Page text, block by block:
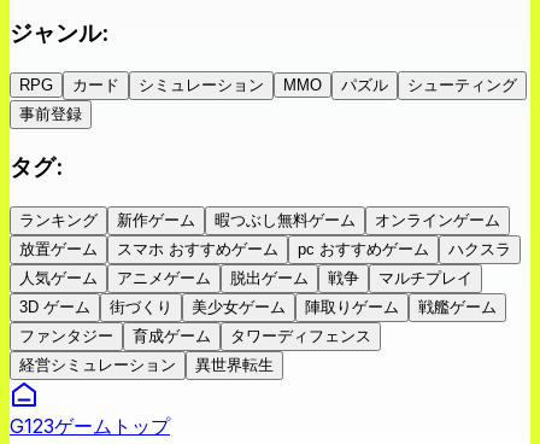
ジャンル:
RPG カード シミュレーション MMO パズル
シューティング
事前登録
タグ:
ランキング 新作ゲーム 暇つぶし無料ゲーム
オンラインゲーム
放置ゲーム
スマホ おすすめゲーム pc おすすめゲーム
ハクスラ
人気ゲーム
アニメゲーム 脱出ゲーム 戦争
マルチプレイ
3D ゲーム
街づくり 美少女ゲーム 陣取りゲーム
戦艦ゲーム
ファンタジー
育成ゲーム
タワーディフェンス
経営シミュレーション
異世界転生
G123ゲームトップ